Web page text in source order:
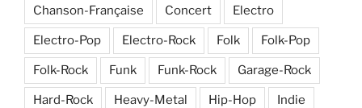
Chanson-Française Concert Electro
Electro-Pop Electro-Rock Folk Folk-Pop
Folk-Rock Funk Funk-Rock Garage-Rock
Hard-Rock Heavy-Metal Hip-Hop Indie